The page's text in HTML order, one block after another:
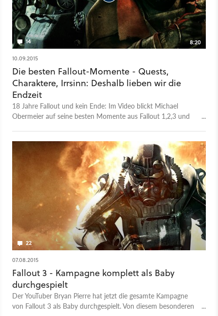
14
8:20
10.09.2015
Die besten Fallout-Momente - Quests,
Charaktere, Irrsinn: Deshalb lieben wir die
Endzeit
18 Jahre Fallout und kein Ende: Im Video blickt Michael
Obermeier auf seine besten Momente aus Fallout 1,2,3 und
22
07.08.2015
Fallout 3 - Kampagne komplett als Baby
durchgespielt
Der YouTuber Bryan Pierre hat jetzt die gesamte Kampagne
von Fallout 3 als Baby durchgespielt. Von diesem besonderen